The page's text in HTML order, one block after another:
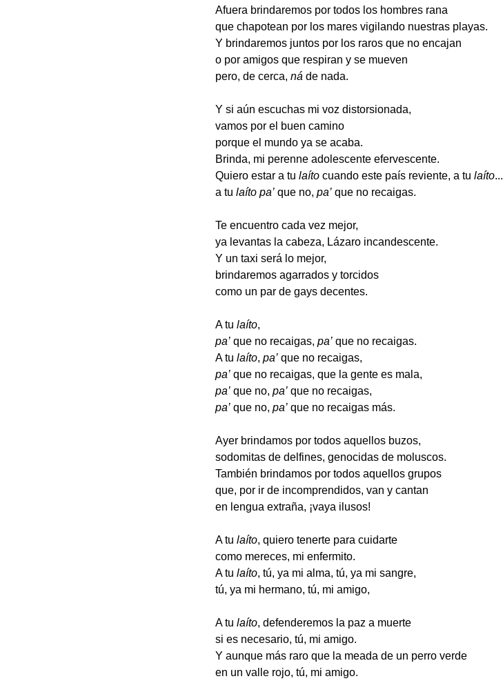
Afuera brindaremos por todos los hombres rana
que chapotean por los mares vigilando nuestras playas.
Y brindaremos juntos por los raros que no encajan
o por amigos que respiran y se mueven
pero, de cerca, ná de nada.
Y si aún escuchas mi voz distorsionada,
vamos por el buen camino
porque el mundo ya se acaba.
Brinda, mi perenne adolescente efervescente.
Quiero estar a tu laíto cuando este país reviente, a tu laíto...
a tu laíto pa’ que no, pa’ que no recaigas.
Te encuentro cada vez mejor,
ya levantas la cabeza, Lázaro incandescente.
Y un taxi será lo mejor,
brindaremos agarrados y torcidos
como un par de gays decentes.
A tu laíto,
pa’ que no recaigas, pa’ que no recaigas.
A tu laíto, pa’ que no recaigas,
pa’ que no recaigas, que la gente es mala,
pa’ que no, pa’ que no recaigas,
pa’ que no, pa’ que no recaigas más.
Ayer brindamos por todos aquellos buzos,
sodomitas de delfines, genocidas de moluscos.
También brindamos por todos aquellos grupos
que, por ir de incomprendidos, van y cantan
en lengua extraña, ¡vaya ilusos!
A tu laíto, quiero tenerte para cuidarte
como mereces, mi enfermito.
A tu laíto, tú, ya mi alma, tú, ya mi sangre,
tú, ya mi hermano, tú, mi amigo,
A tu laíto, defenderemos la paz a muerte
si es necesario, tú, mi amigo.
Y aunque más raro que la meada de un perro verde
en un valle rojo, tú, mi amigo.